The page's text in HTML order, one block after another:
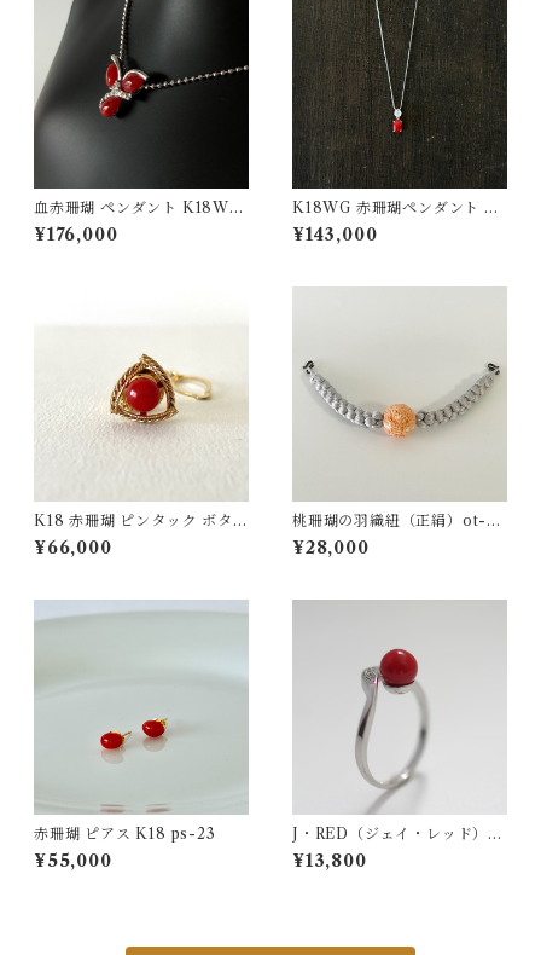
血赤珊瑚 ペンダント K18WG
0.07ct
¥176,000
K18WG 赤珊瑚ペンダント D
0.13 pd-42
¥143,000
K18 赤珊瑚 ピンタック ボタン
チェーン付 fb-43
¥66,000
桃珊瑚の羽織紐（正絹）ot-01
6
¥28,000
赤珊瑚 ピアス K18 ps-23
¥55,000
J・RED（ジェイ・レッド）フ
リーサイズリング jr-04
¥13,800